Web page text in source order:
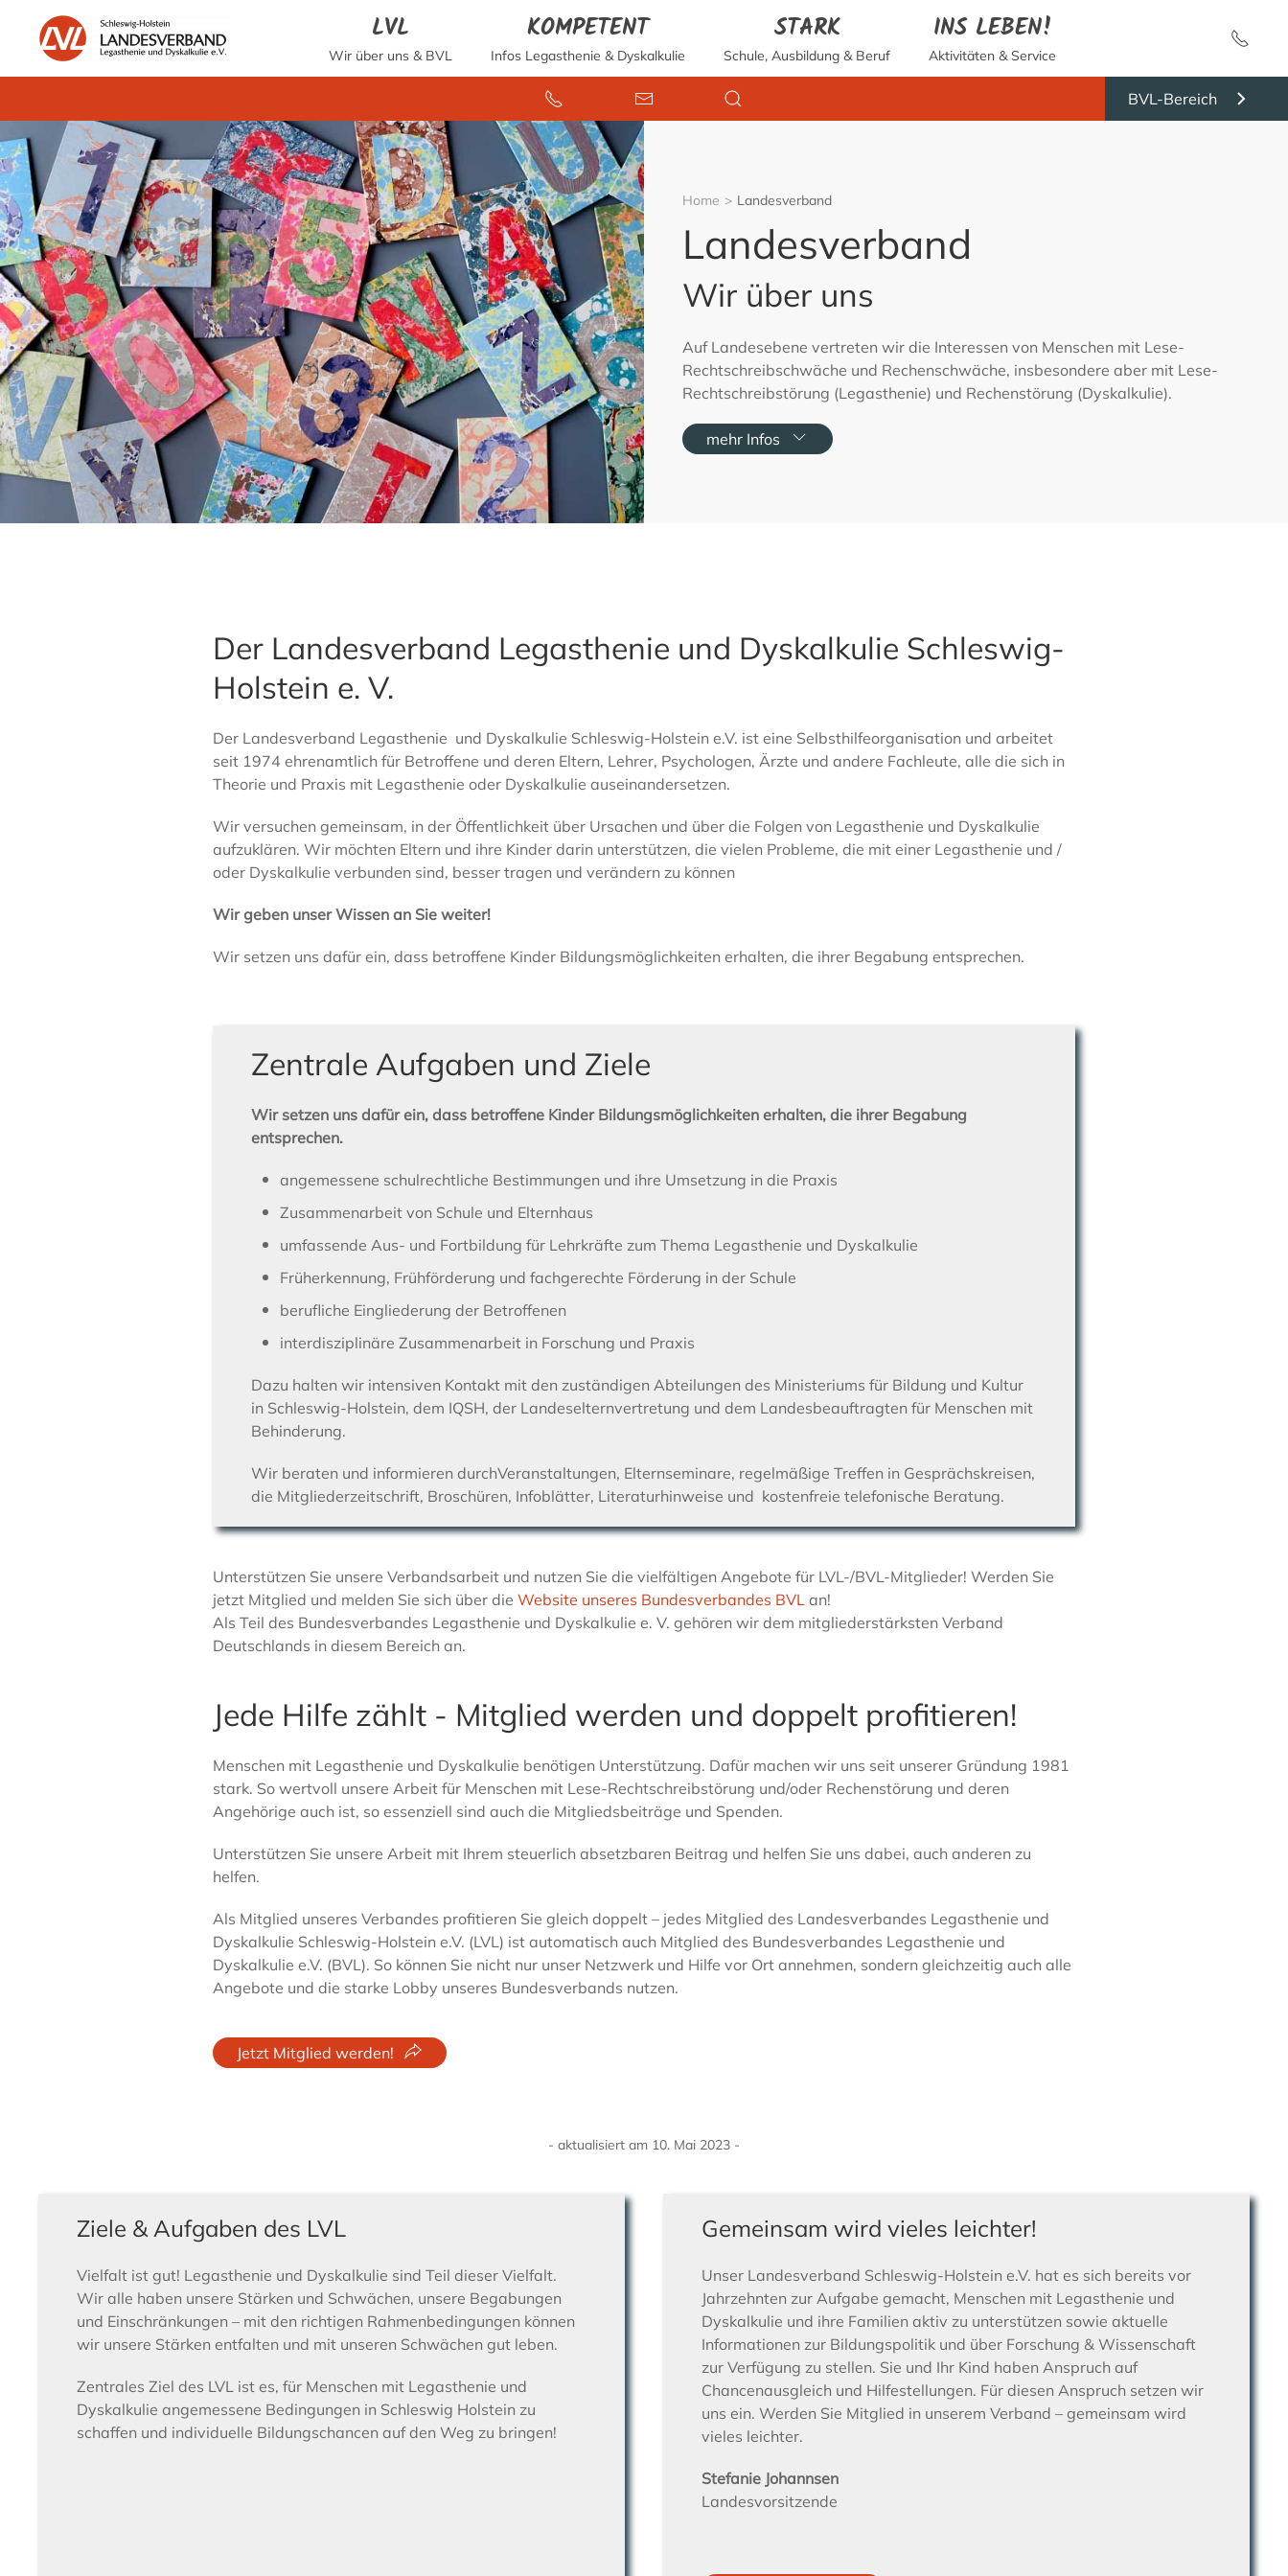
LVL
Wir über uns & BVL
KOMPETENT
Infos Legasthenie & Dyskalkulie
STARK
Schule, Ausbildung & Beruf
INS LEBEN!
Aktivitäten & Service
BVL-Bereich
Home Landesverband
Landesverband
Wir über uns
Auf Landesebene vertreten wir die Interessen von Menschen mit Lese-
Rechtschreibschwäche und Rechenschwäche, insbesondere aber mit Lese-
Rechtschreibstörung (Legasthenie) und Rechenstörung (Dyskalkulie).
mehr Infos
Der Landesverband Legasthenie und Dyskalkulie Schleswig-
Holstein e. V.
Der Landesverband Legasthenie und Dyskalkulie Schleswig-Holstein e.V. ist eine Selbsthilfeorganisation und arbeitet
seit 1974 ehrenamtlich für Betroffene und deren Eltern, Lehrer, Psychologen, Ärzte und andere Fachleute, alle die sich in
Theorie und Praxis mit Legasthenie oder Dyskalkulie auseinandersetzen.
Wir versuchen gemeinsam, in der Öffentlichkeit über Ursachen und über die Folgen von Legasthenie und Dyskalkulie
aufzuklären. Wir möchten Eltern und ihre Kinder darin unterstützen, die vielen Probleme, die mit einer Legasthenie und /
oder Dyskalkulie verbunden sind, besser tragen und verändern zu können
Wir geben unser Wissen an Sie weiter!
Wir setzen uns dafür ein, dass betroffene Kinder Bildungsmöglichkeiten erhalten, die ihrer Begabung entsprechen.
Zentrale Aufgaben und Ziele
Wir setzen uns dafür ein, dass betroffene Kinder Bildungsmöglichkeiten erhalten, die ihrer Begabung
entsprechen.
angemessene schulrechtliche Bestimmungen und ihre Umsetzung in die Praxis
Zusammenarbeit von Schule und Elternhaus
umfassende Aus- und Fortbildung für Lehrkräfte zum Thema Legasthenie und Dyskalkulie
Früherkennung, Frühförderung und fachgerechte Förderung in der Schule
berufliche Eingliederung der Betroffenen
interdisziplinäre Zusammenarbeit in Forschung und Praxis
Dazu halten wir intensiven Kontakt mit den zuständigen Abteilungen des Ministeriums für Bildung und Kultur
in Schleswig-Holstein, dem IQSH, der Landeselternvertretung und dem Landesbeauftragten für Menschen mit
Behinderung.
Wir beraten und informieren durchVeranstaltungen, Elternseminare, regelmäßige Treffen in Gesprächskreisen,
die Mitgliederzeitschrift, Broschüren, Infoblätter, Literaturhinweise und kostenfreie telefonische Beratung.
Unterstützen Sie unsere Verbandsarbeit und nutzen Sie die vielfältigen Angebote für LVL-/BVL-Mitglieder! Werden Sie
jetzt Mitglied und melden Sie sich über die Website unseres Bundesverbandes BVL an!
Als Teil des Bundesverbandes Legasthenie und Dyskalkulie e. V. gehören wir dem mitgliederstärksten Verband
Deutschlands in diesem Bereich an.
Jede Hilfe zählt - Mitglied werden und doppelt profitieren!
Menschen mit Legasthenie und Dyskalkulie benötigen Unterstützung. Dafür machen wir uns seit unserer Gründung 1981
stark. So wertvoll unsere Arbeit für Menschen mit Lese-Rechtschreibstörung und/oder Rechenstörung und deren
Angehörige auch ist, so essenziell sind auch die Mitgliedsbeiträge und Spenden.
Unterstützen Sie unsere Arbeit mit Ihrem steuerlich absetzbaren Beitrag und helfen Sie uns dabei, auch anderen zu
helfen.
Als Mitglied unseres Verbandes profitieren Sie gleich doppelt – jedes Mitglied des Landesverbandes Legasthenie und
Dyskalkulie Schleswig-Holstein e.V. (LVL) ist automatisch auch Mitglied des Bundesverbandes Legasthenie und
Dyskalkulie e.V. (BVL). So können Sie nicht nur unser Netzwerk und Hilfe vor Ort annehmen, sondern gleichzeitig auch alle
Angebote und die starke Lobby unseres Bundesverbands nutzen.
Jetzt Mitglied werden!
- aktualisiert am 10. Mai 2023 -
Ziele & Aufgaben des LVL
Vielfalt ist gut! Legasthenie und Dyskalkulie sind Teil dieser Vielfalt.
Wir alle haben unsere Stärken und Schwächen, unsere Begabungen
und Einschränkungen – mit den richtigen Rahmenbedingungen können
wir unsere Stärken entfalten und mit unseren Schwächen gut leben.
Zentrales Ziel des LVL ist es, für Menschen mit Legasthenie und
Dyskalkulie angemessene Bedingungen in Schleswig Holstein zu
schaffen und individuelle Bildungschancen auf den Weg zu bringen!
Gemeinsam wird vieles leichter!
Unser Landesverband Schleswig-Holstein e.V. hat es sich bereits vor
Jahrzehnten zur Aufgabe gemacht, Menschen mit Legasthenie und
Dyskalkulie und ihre Familien aktiv zu unterstützen sowie aktuelle
Informationen zur Bildungspolitik und über Forschung & Wissenschaft
zur Verfügung zu stellen. Sie und Ihr Kind haben Anspruch auf
Chancenausgleich und Hilfestellungen. Für diesen Anspruch setzen wir
uns ein. Werden Sie Mitglied in unserem Verband – gemeinsam wird
vieles leichter.
Stefanie Johannsen
Landesvorsitzende